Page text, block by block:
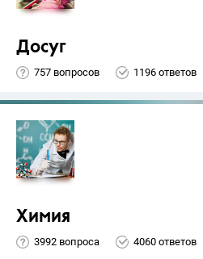
Досуг
757 вопросов 1196 ответов
Химия
3992 вопроса 4060 ответов